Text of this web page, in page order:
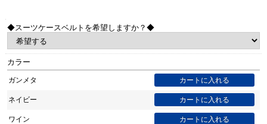
◆スーツケースベルトを希望しますか？◆
カラー
ガンメタ
ネイビー
ワイン